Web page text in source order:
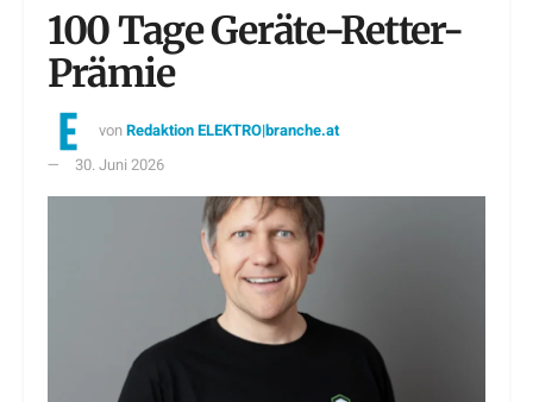
100 Tage Geräte-Retter-
Prämie
vonRedaktion ELEKTRO|branche.at
30. Juni 2026